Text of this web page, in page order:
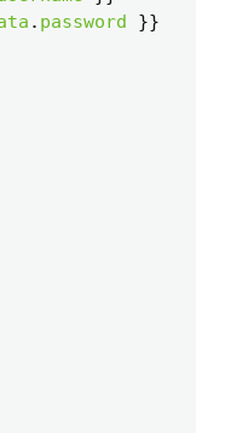
. password